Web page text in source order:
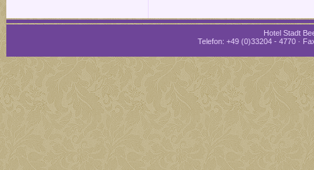
Hotel Stadt
Telefon: +49 (0)33204 - 4770 ·